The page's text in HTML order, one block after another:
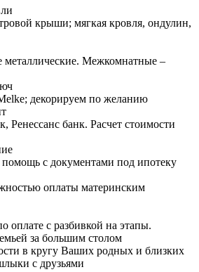
крыши; мягкая кровля, ондулин,
металлические. Межкомнатные –
декорируем по желанию
Ренессанс банк. Расчет стоимости
помощь с документами под ипотеку
оплаты материнским
оплате с разбивкой на этапы.
за большим столом
в кругу Ваших родных и близких
с друзьями